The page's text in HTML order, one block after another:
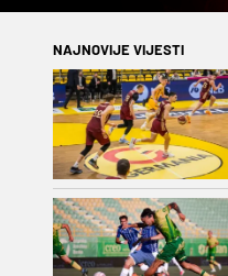
NAJNOVIJE VIJESTI